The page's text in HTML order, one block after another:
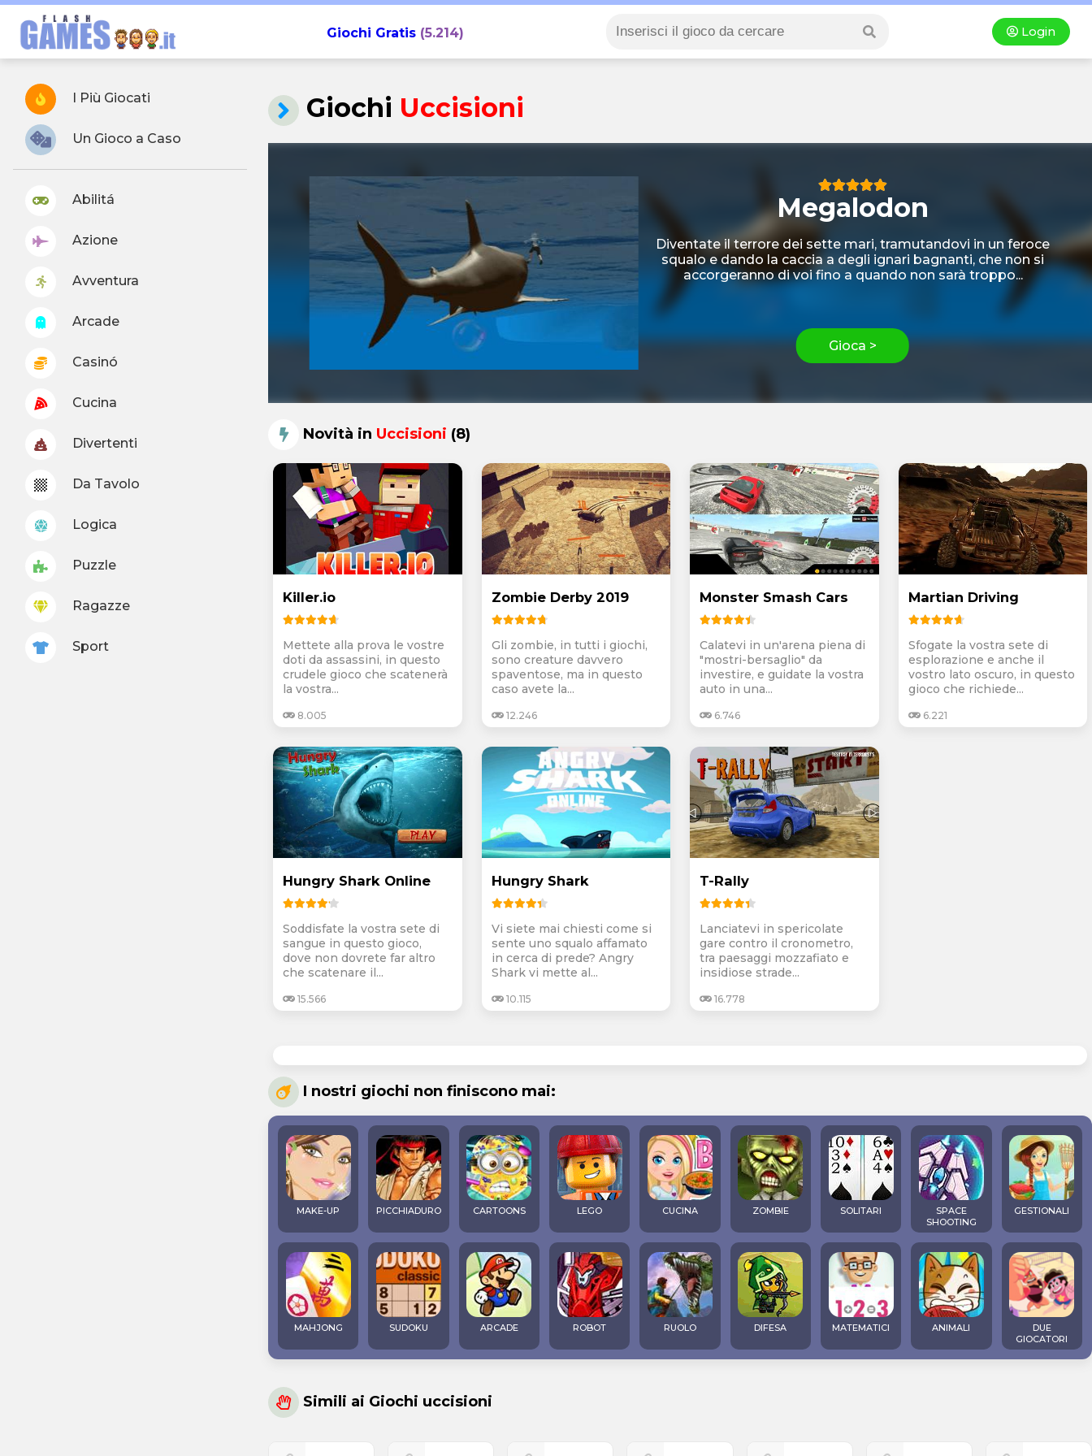
Giochi Gratis(5.214) Login
I Più Giocati
Un Gioco a Caso
Abilitá
Azione
Avventura
Arcade
Casinó
Cucina
Divertenti
Da Tavolo
Logica
Puzzle
Ragazze
Sport
Giochi Uccisioni
Megalodon
Diventate il terrore dei sette mari, tramutandovi in un feroce
squalo e dando la caccia a degli ignari bagnanti, che non si
accorgeranno di voi fino a quando non sarà troppo...
Gioca >
Novità in Uccisioni (8)
Killer.io
Mettete alla prova le vostre
doti da assassini, in questo
crudele gioco che scatenerà
la vostra...
8.005
Zombie Derby 2019
Gli zombie, in tutti i giochi,
sono creature davvero
spaventose, ma in questo
caso avete la...
12.246
Monster Smash Cars
Calatevi in un'arena piena di
"mostri-bersaglio" da
investire, e guidate la vostra
auto in una...
6.746
Martian Driving
Sfogate la vostra sete di
esplorazione e anche il
vostro lato oscuro, in questo
gioco che richiede...
6.221
Hungry Shark Online
Soddisfate la vostra sete di
sangue in questo gioco,
dove non dovrete far altro
che scatenare il...
15.566
Hungry Shark
Vi siete mai chiesti come si
sente uno squalo affamato
in cerca di prede? Angry
Shark vi mette al...
10.115
T-Rally
Lanciatevi in spericolate
gare contro il cronometro,
tra paesaggi mozzafiato e
insidiose strade...
16.778
I nostri giochi non finiscono mai:
MAKE-UP PICCHIADURO CARTOONS LEGO CUCINA ZOMBIE SOLITARI
SPACE
SHOOTING
GESTIONALI
MAHJONG SUDOKU ARCADE ROBOT RUOLO DIFESA MATEMATICI ANIMALI
DUE
GIOCATORI
Simili ai Giochi uccisioni